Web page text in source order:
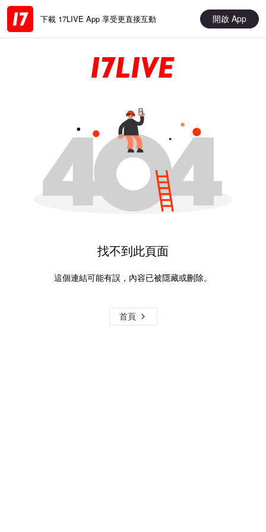
下載 17LIVE App 享受更直接互動 開啟 App
找不到此頁面
這個連結可能有誤，內容已被隱藏或刪除。
首頁